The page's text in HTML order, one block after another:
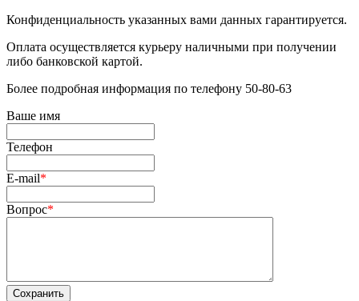
Конфиденциальность указанных вами данных гарантируется.
Оплата осуществляется курьеру наличными при получении
либо банковской картой.
Более подробная информация по телефону 50-80-63
Ваше имя
Телефон
E-mail*
Вопрос*
Сохранить